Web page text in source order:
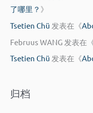
了哪里？ 》
Tsetien Chü 发表在《
Februus WANG 发表在
Tsetien Chü 发表在《
归档